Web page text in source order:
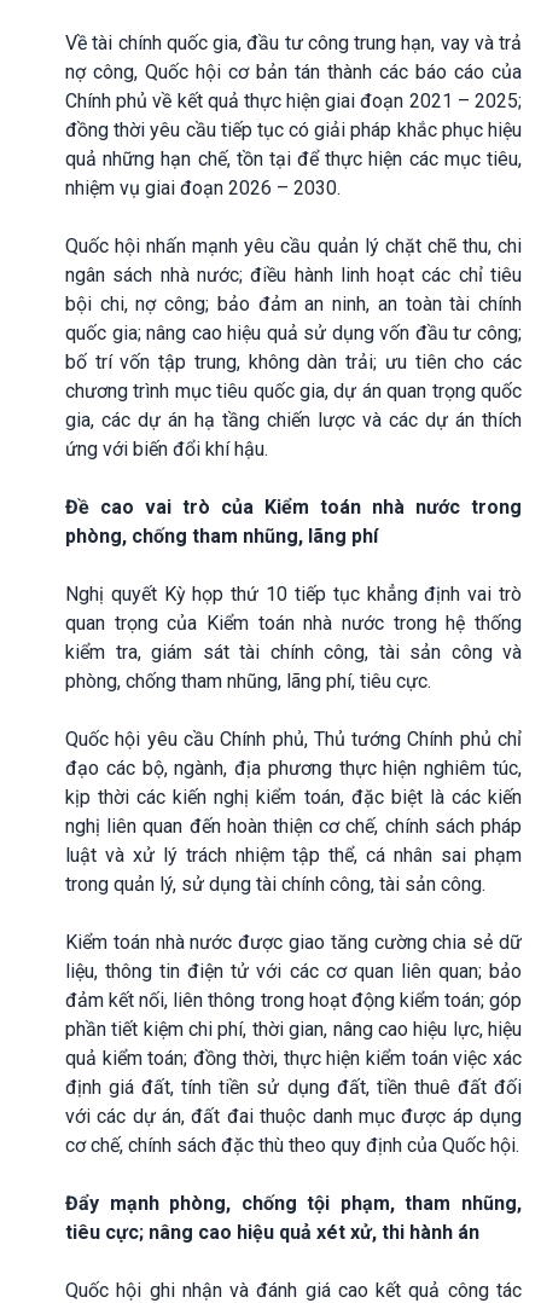
Về tài chính quốc gia, đầu tư công trung hạn, vay và trả
nợ công, Quốc hội cơ bản tán thành các báo cáo của
Chính phủ về kết quả thực hiện giai đoạn 2021 – 2025;
đồng thời yêu cầu tiếp tục có giải pháp khắc phục hiệu
quả những hạn chế, tồn tại để thực hiện các mục tiêu,
nhiệm vụ giai đoạn 2026 – 2030.
Quốc hội nhấn mạnh yêu cầu quản lý chặt chẽ thu, chi
ngân sách nhà nước; điều hành linh hoạt các chỉ tiêu
bội chi, nợ công; bảo đảm an ninh, an toàn tài chính
quốc gia; nâng cao hiệu quả sử dụng vốn đầu tư công;
bố trí vốn tập trung, không dàn trải; ưu tiên cho các
chương trình mục tiêu quốc gia, dự án quan trọng quốc
gia, các dự án hạ tầng chiến lược và các dự án thích
ứng với biến đổi khí hậu.
Đề cao vai trò của Kiểm toán nhà nước trong
phòng, chống tham nhũng, lãng phí
Nghị quyết Kỳ họp thứ 10 tiếp tục khẳng định vai trò
quan trọng của Kiểm toán nhà nước trong hệ thống
kiểm tra, giám sát tài chính công, tài sản công và
phòng, chống tham nhũng, lãng phí, tiêu cực.
Quốc hội yêu cầu Chính phủ, Thủ tướng Chính phủ chỉ
đạo các bộ, ngành, địa phương thực hiện nghiêm túc,
kịp thời các kiến nghị kiểm toán, đặc biệt là các kiến
nghị liên quan đến hoàn thiện cơ chế, chính sách pháp
luật và xử lý trách nhiệm tập thể, cá nhân sai phạm
trong quản lý, sử dụng tài chính công, tài sản công.
Kiểm toán nhà nước được giao tăng cường chia sẻ dữ
liệu, thông tin điện tử với các cơ quan liên quan; bảo
đảm kết nối, liên thông trong hoạt động kiểm toán; góp
phần tiết kiệm chi phí, thời gian, nâng cao hiệu lực, hiệu
quả kiểm toán; đồng thời, thực hiện kiểm toán việc xác
định giá đất, tính tiền sử dụng đất, tiền thuê đất đối
với các dự án, đất đai thuộc danh mục được áp dụng
cơ chế, chính sách đặc thù theo quy định của Quốc hội.
Đẩy mạnh phòng, chống tội phạm, tham nhũng,
tiêu cực; nâng cao hiệu quả xét xử, thi hành án
Quốc hội ghi nhận và đánh giá cao kết quả công tác